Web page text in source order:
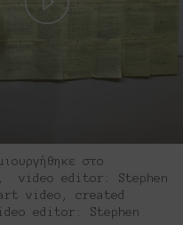
Play
στο
video editor: Stephen
art video, created
editor: Stephen